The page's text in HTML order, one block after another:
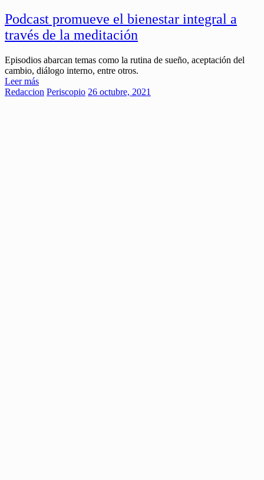
Podcast promueve el bienestar integral a
través de la meditación
Episodios abarcan temas como la rutina de sueño, aceptación del
cambio, diálogo interno, entre otros.
Leer más
Redaccion Periscopio 26 octubre, 2021